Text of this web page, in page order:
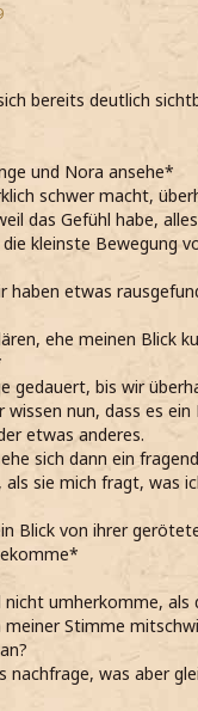
bereits deutlich
und Nora ansehe*
schwer macht,
das Gefühl habe,
kleinste Bewegung
haben etwas
ehe meinen Blick
gedauert, bis wir
wissen nun, dass es ein
etwas anderes.
sich dann ein
sie mich fragt, was
Blick von ihrer
umherkomme, als
Stimme
nachfrage, was aber